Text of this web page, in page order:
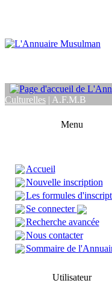
Culturelles | A.F.M.B
Menu
Accueil
Nouvelle inscription
Les formules
Se connecter
Recherche avancée
Nous contacter
Sommaire de
Utilisateur